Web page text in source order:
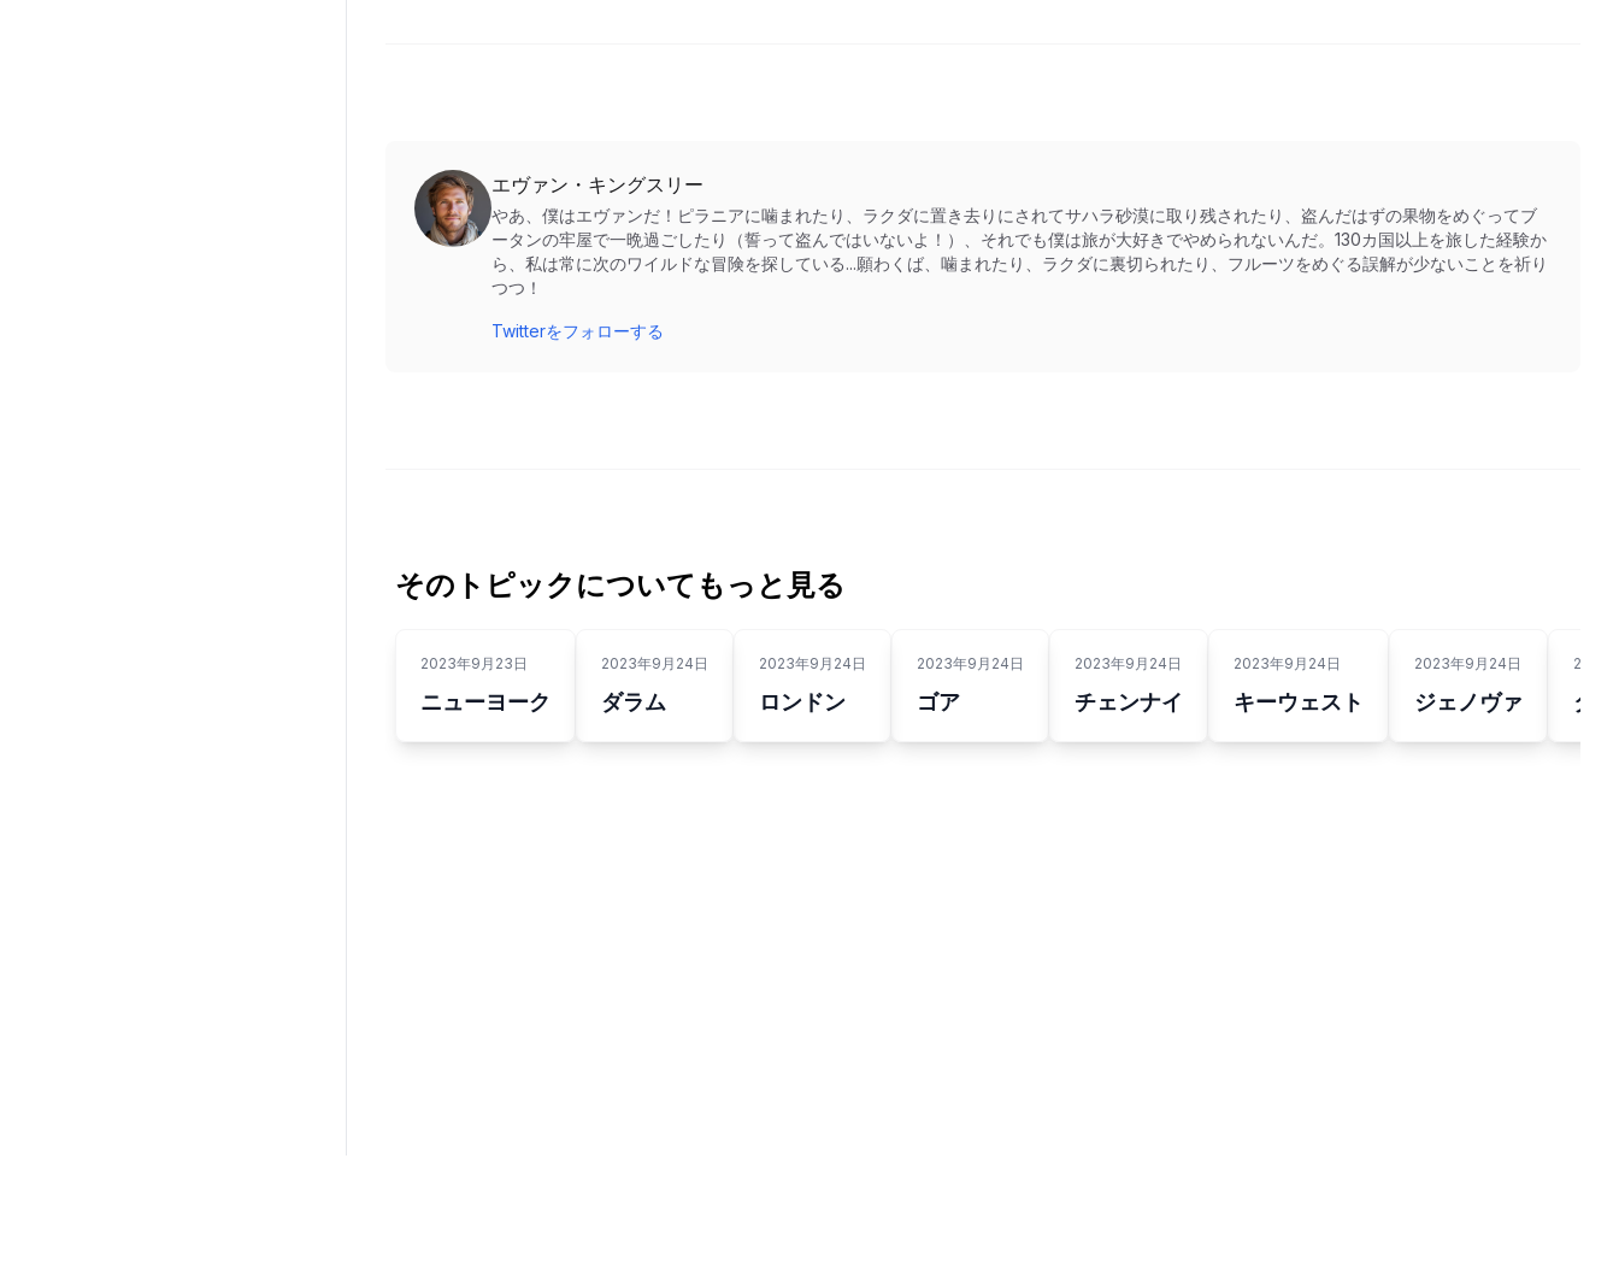
エヴァン・キングスリー
やあ、僕はエヴァンだ！ピラニアに噛まれたり、ラクダに置き去りにされてサハラ砂漠に取り残されたり、盗んだはずの果物をめぐってブ
ータンの牢屋で一晩過ごしたり（誓って盗んではいないよ！）、それでも僕は旅が大好きでやめられないんだ。130カ国以上を旅した経験か
ら、私は常に次のワイルドな冒険を探している...願わくば、噛まれたり、ラクダに裏切られたり、フルーツをめぐる誤解が少ないことを祈り
つつ！
Twitterをフォローする
そのトピックについてもっと見る
2023年9月23日
ニューヨーク
2023年9月24日
ダラム
2023年9月24日
ロンドン
2023年9月24日
ゴア
2023年9月24日
チェンナイ
2023年9月24日
キーウェスト
2023年9月24日
ジェノヴァ
2023
タ